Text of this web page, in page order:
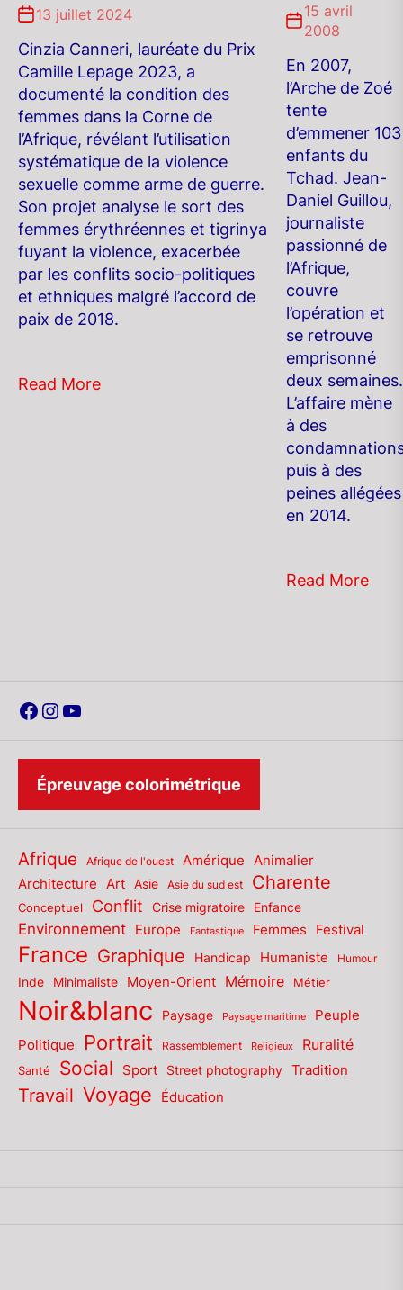
13 juillet 2024
Cinzia Canneri, lauréate du Prix
Camille Lepage 2023, a
documenté la condition des
femmes dans la Corne de
l’Afrique, révélant l’utilisation
systématique de la violence
sexuelle comme arme de guerre.
Son projet analyse le sort des
femmes érythréennes et tigrinya
fuyant la violence, exacerbée
par les conflits socio-politiques
et ethniques malgré l’accord de
paix de 2018.
Read More
15 avril
2008
En 2007,
l’Arche de Zoé
tente
d’emmener 103
enfants du
Tchad. Jean-
Daniel Guillou,
journaliste
passionné de
l’Afrique,
couvre
l’opération et
se retrouve
emprisonné
deux semaines.
L’affaire mène
à des
puis à des
peines allégées
en 2014.
Read More
Facebook
Instagram
YouTube
Épreuvage colorimétrique
Afrique Afrique de l'ouest Amérique Animalier
Architecture
Art Asie Asie du sud est Charente
Conceptuel Conflit Crise migratoire Enfance
Environnement Europe Fantastique Femmes Festival
France Graphique Handicap Humaniste Humour
Inde Minimaliste Moyen-Orient Mémoire Métier
Noir&blanc Paysage Paysage maritime Peuple
Politique Portrait Rassemblement Religieux Ruralité
Santé Social Sport Street photography Tradition
Travail Voyage Éducation